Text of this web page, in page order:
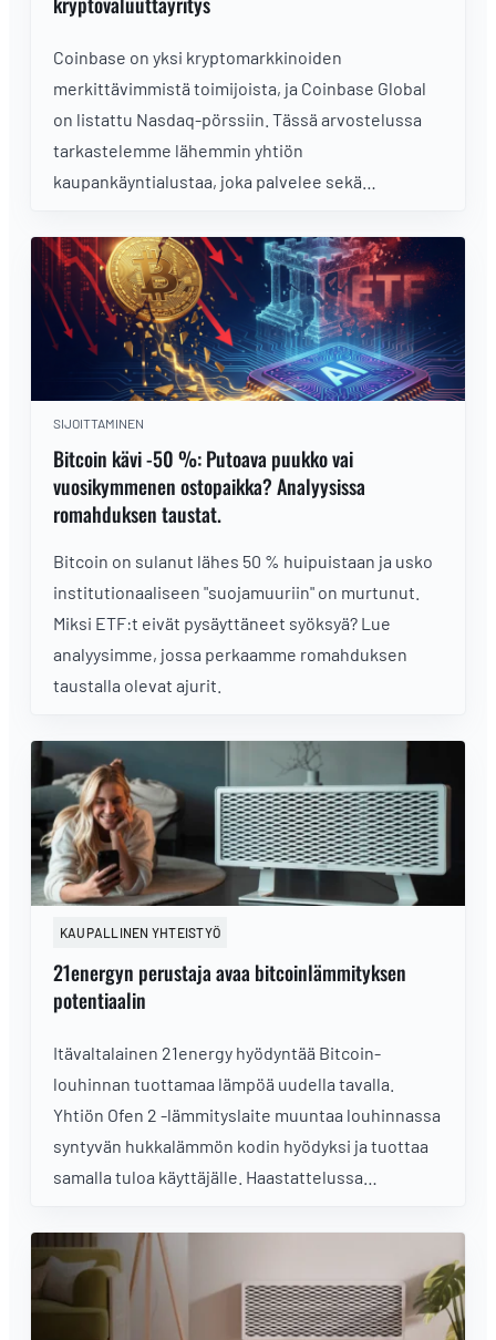
Coinbase on yksi kryptomarkkinoiden
merkittävimmistä toimijoista, ja Coinbase Global
on listattu Nasdaq-pörssiin. Tässä arvostelussa
tarkastelemme lähemmin yhtiön
kaupankäyntialustaa, joka palvelee sekä
SIJOITTAMINEN
Bitcoin kävi -50 %: Putoava puukko vai
vuosikymmenen ostopaikka? Analyysissa
romahduksen taustat.
Bitcoin on sulanut lähes 50 % huipuistaan ja usko
institutionaaliseen "suojamuuriin" on murtunut.
Miksi ETF:t eivät pysäyttäneet syöksyä? Lue
analyysimme, jossa perkaamme romahduksen
taustalla olevat ajurit.
KAUPALLINEN YHTEISTYÖ
21energyn perustaja avaa bitcoinlämmityksen
potentiaalin
Itävaltalainen 21energy hyödyntää Bitcoin-
louhinnan tuottamaa lämpöä uudella tavalla.
Yhtiön Ofen 2 -lämmityslaite muuntaa louhinnassa
syntyvän hukkalämmön kodin hyödyksi ja tuottaa
samalla tuloa käyttäjälle. Haastattelussa
mistä idea syntyi, miten laite toimii ja millaisissa
kodeissa ratkaisu on kaikkein kannattavin.